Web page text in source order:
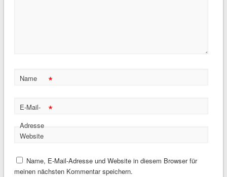
Name *
E-Mail-
Adresse
*
Website
Name, E-Mail-Adresse und Website in diesem Browser für
meinen nächsten Kommentar speichern.